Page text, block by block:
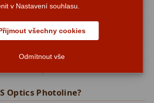
18
OTA (bez montáže)
Optics Photoline?
v Nastavení souhlasu.
všechny cookies
Odmítnout vše